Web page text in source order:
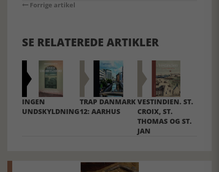
Forrige artikel
SE RELATEREDE ARTIKLER
INGEN
UNDSKYLDNING
TRAP DANMARK
12: AARHUS
VESTINDIEN. ST.
CROIX, ST.
THOMAS OG ST.
JAN